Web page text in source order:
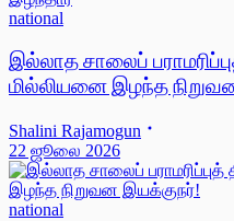
national
இல்லாத சாலைப்
மில்லியனை இழந்த
Shalini Rajamogun
22 ஜூலை 2026
national